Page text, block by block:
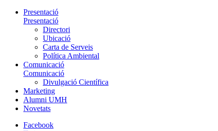
Presentació
Presentació
Directori
Ubicació
Carta de Serveis
Política Ambiental
Comunicació
Comunicació
Divulgació Científica
Marketing
Alumni UMH
Novetats
Facebook